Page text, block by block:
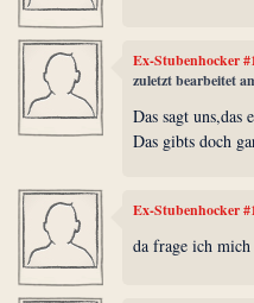
Ex-Stubenhocker
zuletzt bearbeitet
Das sagt uns,das
Das gibts doch
Ex-Stubenhocker
da frage ich mich